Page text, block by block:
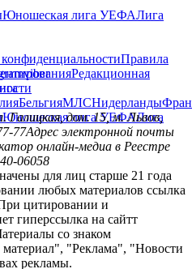
Юношеская лига УЕФАЛига
Правила
Редакционная
viber
БельгияМЛСНидерланды
Юношеская лига УЕФАЛига
Галицкая, дом. 15, м. Львов,
77Адрес электронной почты
онлайн-медиа в Реестре
06058
для лиц старше 21 года
любых материалов ссылка
цитировании и
гиперссылка на сайтт
со знаком
"Реклама", "Новости
рекламы.